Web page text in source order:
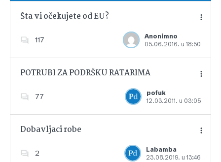
Šta vi očekujete od EU?
117
Anonimno
05.06.2016. u 18:50
Dodajte u favorite
POTRUBI ZA PODRŠKU RATARIMA
77
pofuk
12.03.2011. u 03:05
Dodajte u favorite
Dobavljaci robe
2
Labamba
23.08.2019. u 13:46
Dodajte u favorite